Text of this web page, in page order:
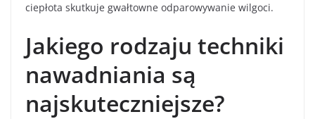
ciepłota skutkuje gwałtowne odparowywanie wilgoci.
Jakiego rodzaju techniki
nawadniania są
najskuteczniejsze?